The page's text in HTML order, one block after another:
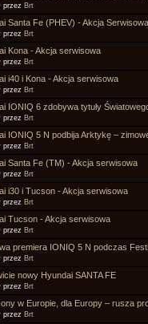
przez Brt
Santa Fe (PHEV) - Akcja Serwisowa
przez Brt
Kona - Akcja serwisowa
przez Brt
i40 i Kona - Akcja serwisowa
przez Brt
IONIQ 6 zdobywa tytuły
przez Brt
IONIQ 5 N podbija Arktykę –
przez Brt
Santa Fe (TM) - Akcja serwisowa
przez Brt
i30 i Tucson - Akcja serwisowa
przez Brt
Tucson - Akcja serwisowa
przez Brt
premiera IONIQ 5 N podczas
przez Brt
nowy Hyundai SANTA FE
przez Brt
w Europie, dla Europy – rusza
przez Brt